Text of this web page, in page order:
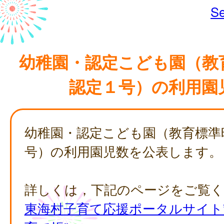
幼稚園・認定こども園（
認定１号）の利用園
幼稚園・認定こども園（教育標
号）の利用園児数を公表します。
詳しくは，下記のページをご覧
東海村子育て応援ポータルサイ